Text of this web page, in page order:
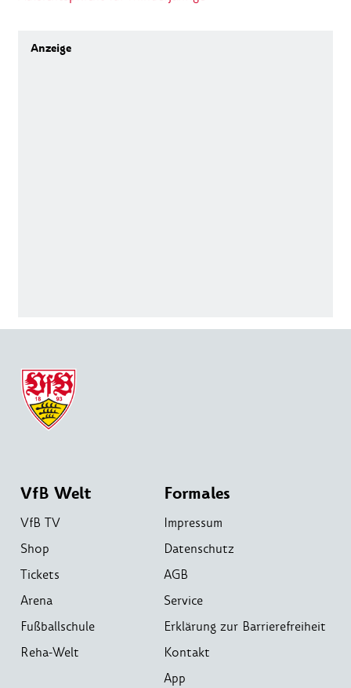
VfB Welt
VfB TV
Shop
Tickets
Arena
Fußballschule
Reha-Welt
Formales
Impressum
Datenschutz
AGB
Service
Erklärung zur Barrierefreiheit
Kontakt
App